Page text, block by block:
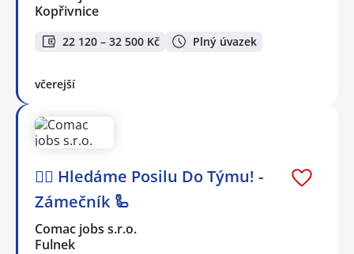
Kopřivnice
22 120 – 32 500 Kč Plný úvazek
včerejší
🕵️‍♂️ Hledáme Posilu Do Týmu! -
Zámečník 🦾
Comac jobs s.r.o.
Fulnek